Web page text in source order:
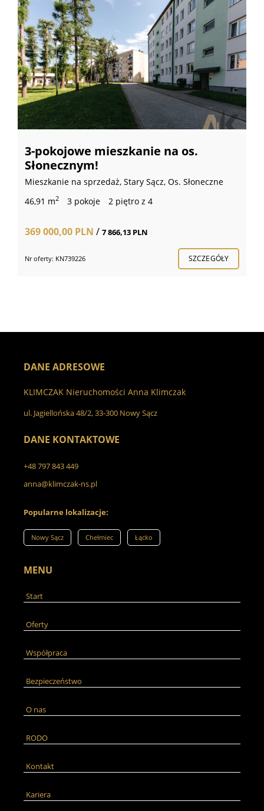
os.
Słoneczne
SZCZEGÓŁY
DZIAŁKI BUDOWLANE -
Działka (Budowlana) na sprzedaż,
DANE ADRESOWE
KLIMCZAK Nieruchomości Anna Klimczak
ul. Jagiellońska 48/2, 33-300 Nowy Sącz
DANE KONTAKTOWE
+48 797 843 449
anna@klimczak-ns.pl
Popularne lokalizacje:
Nowy Sącz Chełmiec Łącko
MENU
Start
Oferty
Współpraca
Bezpieczeństwo
O nas
RODO
Kontakt
Kariera